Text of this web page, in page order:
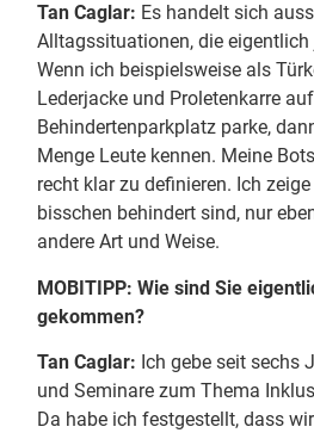
Tan Caglar: Es handelt sich
Alltagssituationen, die eigentlich
Wenn ich beispielsweise als
Lederjacke und Proletenkarre
Behindertenparkplatz parke,
Menge Leute kennen. Meine
recht klar zu definieren. Ich
bisschen behindert sind, nur
andere Art und Weise.
MOBITIPP: Wie sind Sie
gekommen?
Tan Caglar: Ich gebe seit sechs
und Seminare zum Thema
Da habe ich festgestellt, dass